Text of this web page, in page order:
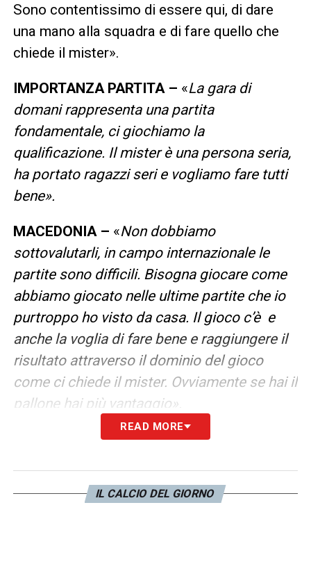
Sono contentissimo di essere qui, di dare
una mano alla squadra e di fare quello che
chiede il mister».
IMPORTANZA PARTITA – «La gara di
domani rappresenta una partita
fondamentale, ci giochiamo la
qualificazione. Il mister è una persona seria,
ha portato ragazzi seri e vogliamo fare tutti
bene».
MACEDONIA – «Non dobbiamo
sottovalutarli, in campo internazionale le
partite sono difficili. Bisogna giocare come
abbiamo giocato nelle ultime partite che io
purtroppo ho visto da casa. Il gioco c’è e
anche la voglia di fare bene e raggiungere il
risultato attraverso il dominio del gioco
come ci chiede il mister. Ovviamente se hai il
pallone hai più vantaggio».
«Sarà bellissimo giocare
riusciremo a fare».
READ MORE
IL CALCIO DEL GIORNO